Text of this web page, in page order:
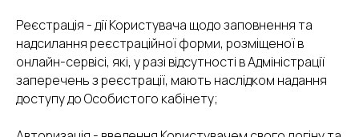
Реєстрація - дії Користувача щодо заповнення та
надсилання реєстраційної форми, розміщеної в
онлайн-сервісі, які, у разі відсутності в Адміністрації
заперечень з реєстрації, мають наслідком надання
доступу до Особистого кабінету;